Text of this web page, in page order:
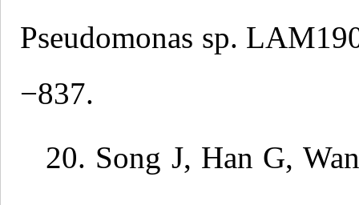
Pseudomonas sp.
−837.
20. Song J, Han G,